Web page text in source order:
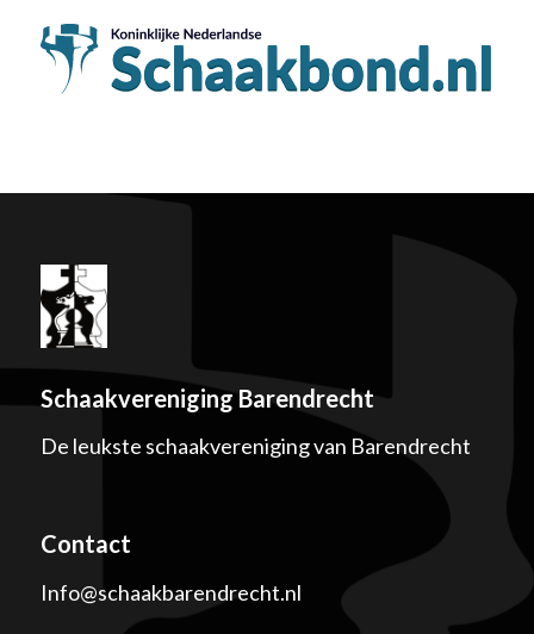
Schaakvereniging Barendrecht
De leukste schaakvereniging van Barendrecht
Contact
Info@schaakbarendrecht.nl